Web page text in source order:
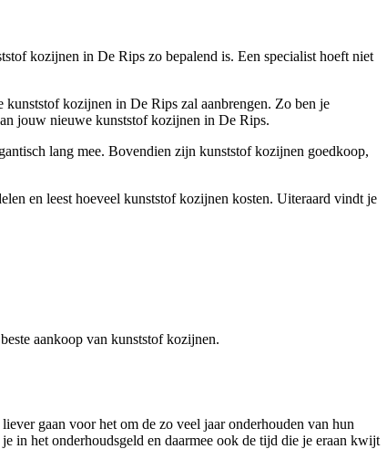
kozijnen in De Rips zo bepalend is. Een specialist hoeft niet
kunststof kozijnen in De Rips zal aanbrengen. Zo ben je
jouw nieuwe kunststof kozijnen in De Rips.
lang mee. Bovendien zijn kunststof kozijnen goedkoop,
en leest hoeveel kunststof kozijnen kosten. Uiteraard vindt je
aankoop van kunststof kozijnen.
gaan voor het om de zo veel jaar onderhouden van hun
in het onderhoudsgeld en daarmee ook de tijd die je eraan kwijt